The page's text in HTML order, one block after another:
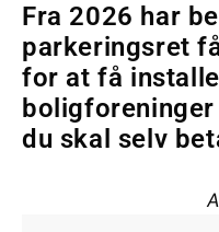
Fra 2026 har
parkeringsret
for at få
du skal selv